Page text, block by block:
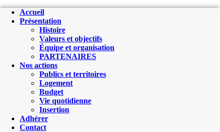
Accueil
Présentation
Histoire
Valeurs et objectifs
Équipe et organisation
PARTENAIRES
Nos actions
Publics et territoires
Logement
Budget
Vie quotidienne
Insertion
Adhérer
Contact